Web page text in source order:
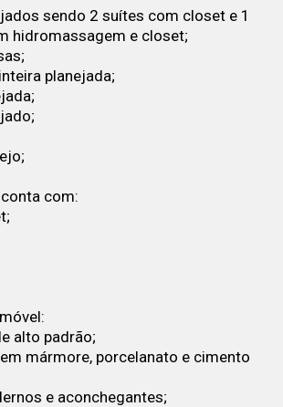
sendo 2 suítes com closet e 1
hidromassagem e closet;
planejada;
com:
alto padrão;
mármore, porcelanato e cimento
e aconchegantes;